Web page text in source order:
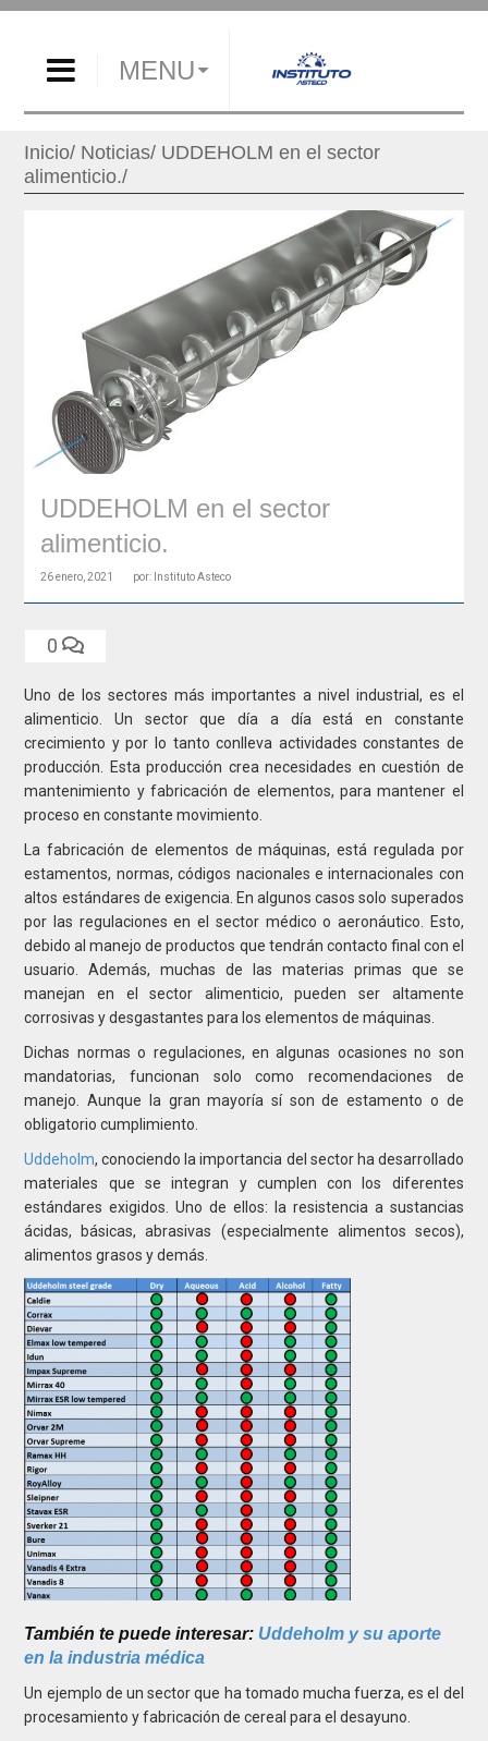
MENU
Inicio Noticias UDDEHOLM en el sector
alimenticio.
UDDEHOLM en el sector
alimenticio.
26 enero, 2021 por: Instituto Asteco
0
Uno de los sectores más importantes a nivel industrial, es el
alimenticio. Un sector que día a día está en constante
crecimiento y por lo tanto conlleva actividades constantes de
producción. Esta producción crea necesidades en cuestión de
mantenimiento y fabricación de elementos, para mantener el
proceso en constante movimiento.
La fabricación de elementos de máquinas, está regulada por
estamentos, normas, códigos nacionales e internacionales con
altos estándares de exigencia. En algunos casos solo superados
por las regulaciones en el sector médico o aeronáutico. Esto,
debido al manejo de productos que tendrán contacto final con el
usuario. Además, muchas de las materias primas que se
manejan en el sector alimenticio, pueden ser altamente
corrosivas y desgastantes para los elementos de máquinas.
Dichas normas o regulaciones, en algunas ocasiones no son
mandatorias, funcionan solo como recomendaciones de
manejo. Aunque la gran mayoría sí son de estamento o de
obligatorio cumplimiento.
Uddeholm, conociendo la importancia del sector ha desarrollado
materiales que se integran y cumplen con los diferentes
estándares exigidos. Uno de ellos: la resistencia a sustancias
ácidas, básicas, abrasivas (especialmente alimentos secos),
alimentos grasos y demás.
También te puede interesar: Uddeholm y su aporte
en la industria médica
Un ejemplo de un sector que ha tomado mucha fuerza, es el del
procesamiento y fabricación de cereal para el desayuno.